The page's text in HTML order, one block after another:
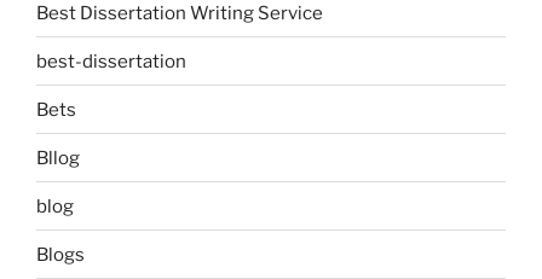
Best Dissertation Writing Service
best-dissertation
Bets
Bllog
blog
Blogs